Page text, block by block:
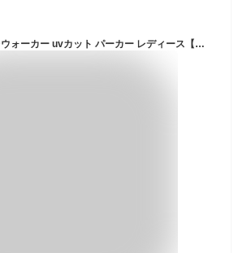
[n'OrLABEL] オシャレウォーカー uvカット パーカー レディース【撥水UVマウンテンパーカー】 日焼け防止 マウンテン 体型カバー ゆったり お洒落 オシャレ hjn0215